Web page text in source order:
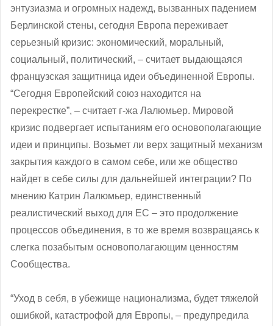
энтузиазма и огромных надежд, вызванных падением
Берлинской стены, сегодня Европа переживает
серьезный кризис: экономический, моральный,
социальный, политический, – считает выдающаяся
французская защитница идеи объединенной Европы.
“Сегодня Европейский союз находится на
перекрестке”, – считает г-жа Лалюмьер. Мировой
кризис подвергает испытаниям его основополагающие
идеи и принципы. Возьмет ли верх защитный механизм
закрытия каждого в самом себе, или же общество
найдет в себе силы для дальнейшей интеграции? По
мнению Катрин Лалюмьер, единственный
реалистический выход для ЕС – это продолжение
процессов объединения, в то же время возвращаясь к
слегка позабытым основополагающим ценностям
Сообщества.
“Уход в себя, в убежище национализма, будет тяжелой
ошибкой, катастрофой для Европы, – предупредила